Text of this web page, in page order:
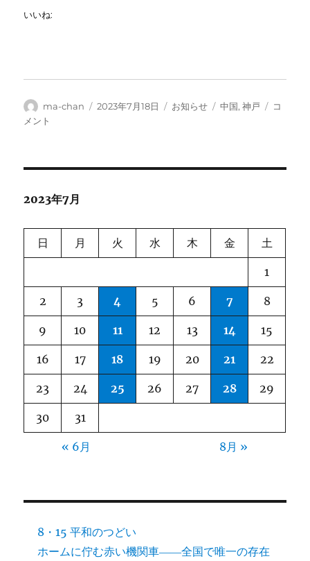
いいね:
投
稿
ma-chan
投
2023年7月18日
カ
お知らせ
タ
中国,神戸
ラ
ン
コ
メント
2023年7月
日 月 火 水 木 金 土
1
2 3 4 5 6 7 8
9 10 11 12 13 14 15
16 17 18 19 20 21 22
23 24 25 26 27 28 29
30 31
« 6月 8月 »
8・15 平和のつどい
ホームに佇む赤い機関車――全国で唯一の存在